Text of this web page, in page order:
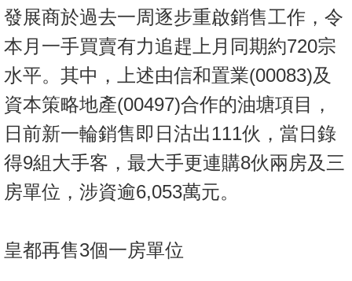
公
佈
置
業
手
冊
關
於
發展商於過去一周逐步重啟銷售工作，令
本月一手買賣有力追趕上月同期約720宗
水平。其中，上述由信和置業(00083)及
資本策略地產(00497)合作的油塘項目，
日前新一輪銷售即日沽出111伙，當日錄
得9組大手客，最大手更連購8伙兩房及三
房單位，涉資逾6,053萬元。
皇都再售3個一房單位